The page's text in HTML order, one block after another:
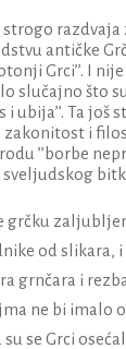
strogo
antičke
Grci’’. I
slučajno što
i ubija’’. Ta
i
’’borbe
grčku
od
grnčara i
ne bi imalo
su se Grci